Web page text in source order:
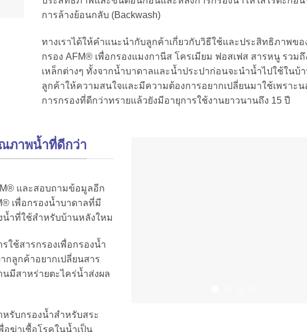
การล้างย้อนกลับ (Backwash)
ทางเราได้ให้คำแนะนำกับลูกค้าเกี่ยวกับวิธีใช้และประสิทธิภาพขอ
กรอง AFM® เพื่อกรองแมงกานีส โครเมียม ฟอสเฟส สารหนู รวม
เหล็กต่างๆ ทั้งจากน้ำบาดาลและน้ำประปาก่อนจะนำน้ำไปใช้ในบ้
ลูกค้าให้ความสนใจและมีความต้องการอยากเปลี่ยนมาใช้เพราะน
การกรองที่ดีกว่าทรายแล้วยังมีอายุการใช้งานยาวนานถึง 15 ปี
ภาพน้ำที่ดีกว่า
และสอบถามข้อมูลอีก
เพื่อกรองน้ำบาดาลที่มี
น้ำที่ใช้สำหรับบ้านหลังใหม
ช้สารกรองเพื่อกรองน้ำ
กลูกค้าอยากเปลี่ยนสาร
นมีสาหร่ายตะไคร่น้ำส่งผล
รับกรองน้ำสำหรับสระ
อฆ่าเชื้อโรคในน้ำเป็น